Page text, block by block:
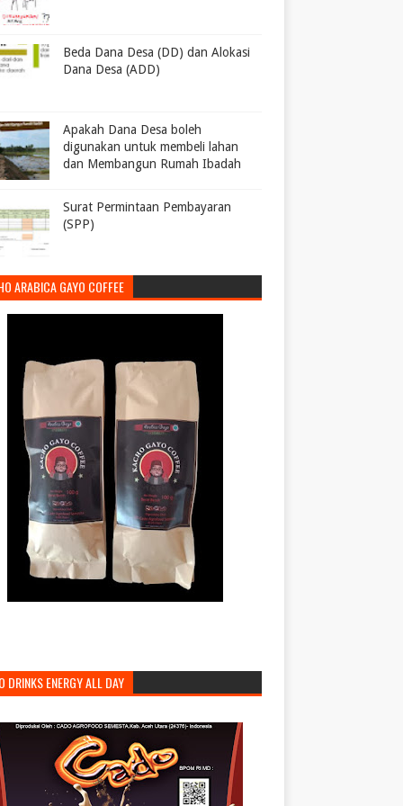
Beda Dana Desa (DD) dan Alokasi
Dana Desa (ADD)
Apakah Dana Desa boleh
digunakan untuk membeli lahan
dan Membangun Rumah Ibadah
Surat Permintaan Pembayaran
(SPP)
ARABICA GAYO COFFEE
DRINKS ENERGY ALL DAY